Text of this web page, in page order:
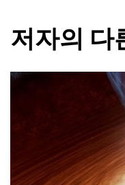
저자의 다